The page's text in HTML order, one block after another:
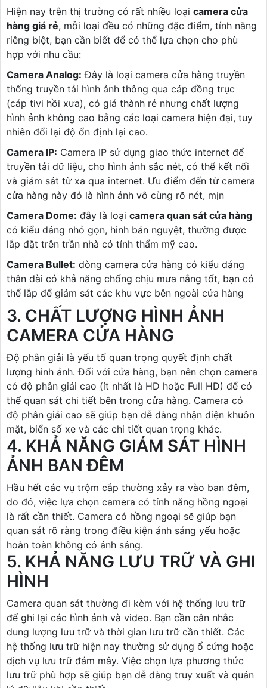
Hiện nay trên thị trường có rất nhiều loại camera cửa
hàng giá rẻ, mỗi loại đều có những đặc điểm, tính năng
riêng biệt, bạn cần biết để có thể lựa chọn cho phù
hợp với nhu cầu:
Camera Analog: Đây là loại camera cửa hàng truyền
thống truyền tải hình ảnh thông qua cáp đồng trục
(cáp tivi hồi xưa), có giá thành rẻ nhưng chất lượng
hình ảnh không cao bằng các loại camera hiện đại, tuy
nhiên đổi lại độ ổn định lại cao.
Camera IP: Camera IP sử dụng giao thức internet để
truyền tải dữ liệu, cho hình ảnh sắc nét, có thể kết nối
và giám sát từ xa qua internet. Ưu điểm đến từ camera
cửa hàng này đó là hình ảnh vô cùng rõ nét, mịn
Camera Dome: đây là loại camera quan sát cửa hàng
có kiểu dáng nhỏ gọn, hình bán nguyệt, thường được
lắp đặt trên trần nhà có tính thẩm mỹ cao.
Camera Bullet: dòng camera cửa hàng có kiểu dáng
thân dài có khả năng chống chịu mưa nắng tốt, bạn có
thể lắp để giám sát các khu vực bên ngoài cửa hàng
3. CHẤT LƯỢNG HÌNH ẢNH
CAMERA CỬA HÀNG
Độ phân giải là yếu tố quan trọng quyết định chất
lượng hình ảnh. Đối với cửa hàng, bạn nên chọn camera
có độ phân giải cao (ít nhất là HD hoặc Full HD) để có
thể quan sát chi tiết bên trong cửa hàng. Camera có
độ phân giải cao sẽ giúp bạn dễ dàng nhận diện khuôn
mặt, biển số xe và các chi tiết quan trọng khác.
4. KHẢ NĂNG GIÁM SÁT HÌNH
ẢNH BAN ĐÊM
Hầu hết các vụ trộm cắp thường xảy ra vào ban đêm,
do đó, việc lựa chọn camera có tính năng hồng ngoại
là rất cần thiết. Camera có hồng ngoại sẽ giúp bạn
quan sát rõ ràng trong điều kiện ánh sáng yếu hoặc
hoàn toàn không có ánh sáng.
5. KHẢ NĂNG LƯU TRỮ VÀ GHI
HÌNH
Camera quan sát thường đi kèm với hệ thống lưu trữ
để ghi lại các hình ảnh và video. Bạn cần cân nhắc
dung lượng lưu trữ và thời gian lưu trữ cần thiết. Các
hệ thống lưu trữ hiện nay thường sử dụng ổ cứng hoặc
dịch vụ lưu trữ đám mây. Việc chọn lựa phương thức
lưu trữ phù hợp sẽ giúp bạn dễ dàng truy xuất và quản